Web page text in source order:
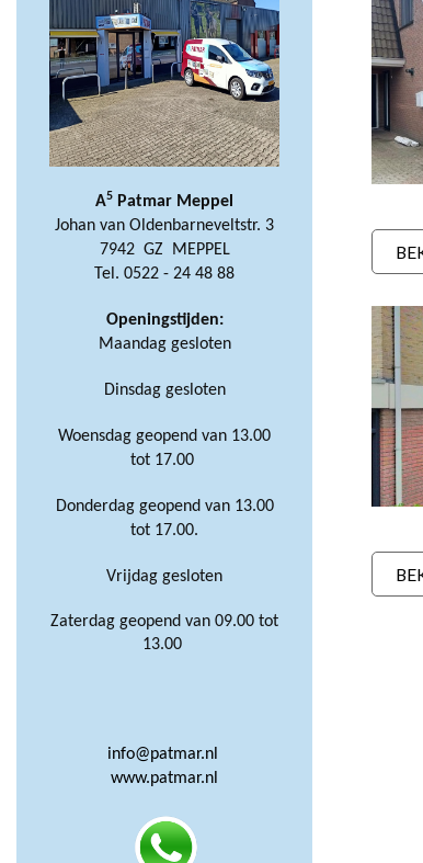
A5 Patmar Meppel
Johan van Oldenbarneveltstr. 3
7942 GZ MEPPEL
Tel. 0522 - 24 48 88
Openingstijden:
Maandag gesloten
Dinsdag gesloten
Woensdag geopend van 13.00
tot 17.00
Donderdag geopend van 13.00
tot 17.00.
Vrijdag gesloten
Zaterdag geopend van 09.00 tot
13.00
info@patmar.nl
www.patmar.nl